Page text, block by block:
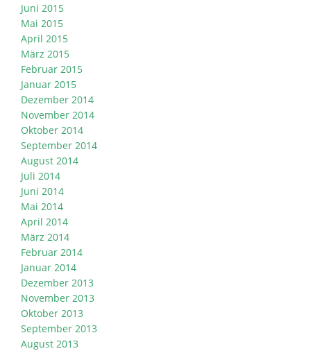
Juni 2015
Mai 2015
April 2015
März 2015
Februar 2015
Januar 2015
Dezember 2014
November 2014
Oktober 2014
September 2014
August 2014
Juli 2014
Juni 2014
Mai 2014
April 2014
März 2014
Februar 2014
Januar 2014
Dezember 2013
November 2013
Oktober 2013
September 2013
August 2013